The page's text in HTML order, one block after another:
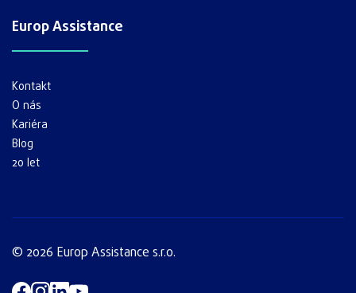
Europ Assistance
Kontakt
O nás
Kariéra
Blog
20 let
© 2026 Europ Assistance s.r.o.